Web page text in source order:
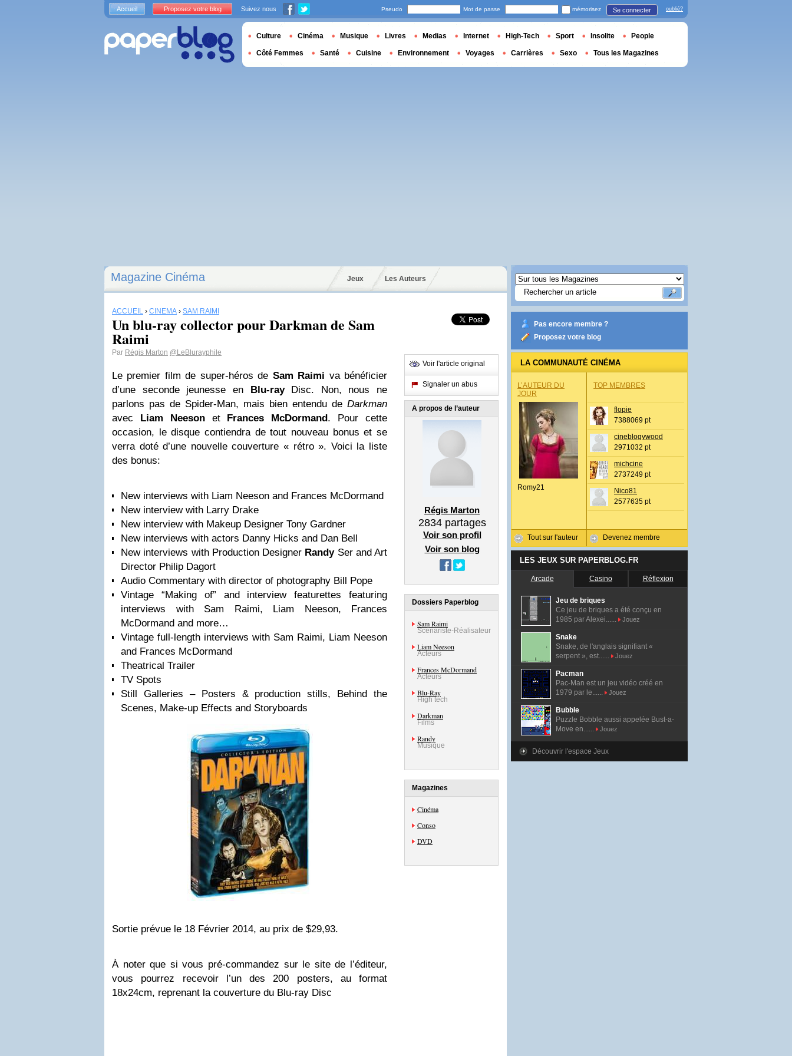
Magazine Cinéma Jeux Les Auteurs
ACCUEIL › CINÉMA › SAM RAIMI
Un blu-ray collector pour Darkman de Sam
Raimi
Par Régis Marton @LeBlurayphile
Le premier film de super-héros de Sam Raimi va bénéficier
d’une seconde jeunesse en Blu-rayDisc. Non, nous ne
parlons pas de Spider-Man, mais bien entendu de Darkman
avec Liam Neesonet Frances McDormand. Pour cette
occasion, le disque contiendra de tout nouveau bonus et se
verra doté d’une nouvelle couverture « rétro ». Voici la liste
des bonus:
New interviews with Liam Neeson and Frances McDormand
New interview with Larry Drake
New interview with Makeup Designer Tony Gardner
New interviews with actors Danny Hicks and Dan Bell
New interviews with Production Designer RandySer and Art
Director Philip Dagort
Audio Commentary with director of photography Bill Pope
Vintage “Making of” and interview featurettes featuring
interviews with Sam Raimi, Liam Neeson, Frances
McDormand and more…
Vintage full-length interviews with Sam Raimi, Liam Neeson
and Frances McDormand
Theatrical Trailer
TV Spots
Still Galleries – Posters & production stills, Behind the
Scenes, Make-up Effects and Storyboards
Sortie prévue le 18 Février 2014, au prix de $29,93.
À noter que si vous pré-commandez sur le site de l’éditeur,
vous pourrez recevoir l’un des 200 posters, au format
18x24cm, reprenant la couverture du Blu-ray Disc
Voir l'article original
Signaler un abus
A propos de l’auteur
Régis Marton
2834partages
Voir son profil
Voir son blog
Dossiers Paperblog
Sam Raimi
Scénariste-Réalisateur
Liam Neeson
Acteurs
Frances McDormand
Acteurs
Blu-Ray
High tech
Darkman
Films
Randy
Musique
Magazines
Cinéma
Conso
DVD
Pas encore membre ?
Proposez votre blog
LA COMMUNAUTÉ CINÉMA
L’AUTEUR DU
JOUR
Romy21
Tout sur l'auteur
TOP MEMBRES
flopie
7388069 pt
cineblogywood
2971032 pt
michcine
2737249 pt
Nico81
2577635 pt
Devenez membre
LES JEUX SUR PAPERBLOG.FR
Arcade Casino Réflexion
Jeu de briques
Ce jeu de briques a été conçu en
1985 par Alexei......
Jouez
Snake
Snake, de l'anglais signifiant «
serpent », est......
Jouez
Pacman
Pac-Man est un jeu vidéo créé en
1979 par le......
Jouez
Bubble
Puzzle Bobble aussi appelée Bust-a-
Move en......
Jouez
Découvrir l'espace Jeux
Accueil Proposez votre blog Suivez nous Pseudo Mot de passe mémorisez Se connecter oublié?
Culture Cinéma Musique Livres Medias Internet High-Tech Sport Insolite People
Côté Femmes Santé Cuisine Environnement Voyages Carrières Sexo Tous les Magazines